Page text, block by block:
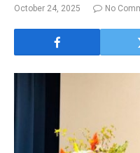
October 24, 2025 No